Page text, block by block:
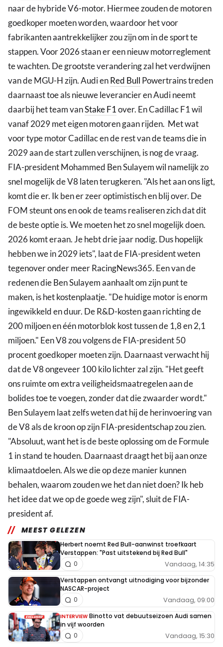
naar de hybride V6-motor. Hiermee zouden de motoren
goedkoper moeten worden, waardoor het voor
fabrikanten aantrekkelijker zou zijn om in de sport te
stappen. Voor 2026 staan er een nieuw motorreglement
te wachten. De grootste verandering zal het verdwijnen
van de MGU-H zijn. Audi enRed Bull Powertrains treden
daarnaast toe als nieuwe leverancier en Audi neemt
daarbij het team vanStake F1over. En Cadillac F1 wil
vanaf 2029 met eigen motoren gaan rijden. Met wat
voor type motor Cadillac en de rest van de teams die in
2029 aan de start zullen verschijnen, is nog de vraag.
FIA-president Mohammed Ben Sulayem wil namelijk zo
snel mogelijk de V8 laten terugkeren. "Als het aan ons ligt,
komt die er. Ik ben er zeer optimistisch en blij over. De
FOM steunt ons en ook de teams realiseren zich dat dit
de beste optie is. We moeten het zo snel mogelijk doen.
2026 komt eraan. Je hebt drie jaar nodig. Dus hopelijk
hebben we in 2029 iets", laat de FIA-president weten
tegenover onder meer RacingNews365. Een van de
redenen die Ben Sulayem aanhaalt om zijn punt te
maken, is het kostenplaatje. "De huidige motor is enorm
ingewikkeld en duur. De R&D-kosten gaan richting de
200 miljoen en één motorblok kost tussen de 1,8 en 2,1
miljoen." Een V8 zou volgens de FIA-president 50
procent goedkoper moeten zijn. Daarnaast verwacht hij
dat de V8 ongeveer 100 kilo lichter zal zijn. "Het geeft
ons ruimte om extra veiligheidsmaatregelen aan de
bolides toe te voegen, zonder dat die zwaarder wordt."
Ben Sulayem laat zelfs weten dat hij de herinvoering van
de V8 als de kroon op zijn FIA-presidentschap zou zien.
"Absoluut, want het is de beste oplossing om de Formule
1 in stand te houden. Daarnaast draagt het bij aan onze
klimaatdoelen. Als we die op deze manier kunnen
behalen, waarom zouden we het dan niet doen? Ik heb
het idee dat we op de goede weg zijn", sluit de FIA-
president af.
MEEST GELEZEN
Herbert noemt Red Bull-aanwinst troefkaart
Verstappen: "Past uitstekend bij Red Bull"
Vandaag, 14:35
0
Verstappen ontvangt uitnodiging voor bijzonder
NASCAR-project
Vandaag, 09:00
0
INTERVIEW Binotto vat debuutseizoen Audi samen
in vijf woorden
Vandaag, 15:30
0